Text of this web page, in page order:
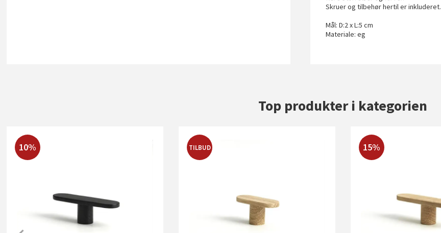
Skruer og tilbehør hertil er inkluderet.
Mål: D:2 x L:5 cm
Materiale: eg
Top produkter i kategorien
10% TILBUD 15%